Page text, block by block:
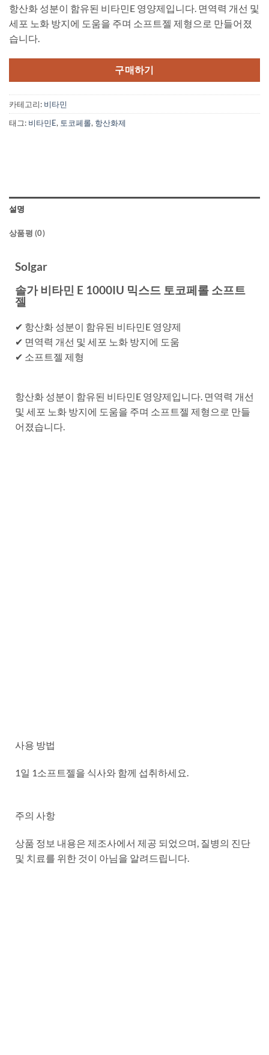
항산화 성분이 함유된 비타민E 영양제입니다. 면역력 개선 및
세포 노화 방지에 도움을 주며 소프트젤 제형으로 만들어졌
습니다.
구매하기
카테고리: 비타민
태그: 비타민E, 토코페롤, 항산화제
설명
상품평 (0)
Solgar
솔가 비타민 E 1000IU 믹스드 토코페롤 소프트
젤
✔ 항산화 성분이 함유된 비타민E 영양제
✔ 면역력 개선 및 세포 노화 방지에 도움
✔ 소프트젤 제형
항산화 성분이 함유된 비타민E 영양제입니다. 면역력 개선
및 세포 노화 방지에 도움을 주며 소프트젤 제형으로 만들
어졌습니다.
사용 방법
1일 1소프트젤을 식사와 함께 섭취하세요.
주의 사항
상품 정보 내용은 제조사에서 제공 되었으며, 질병의 진단
및 치료를 위한 것이 아님을 알려드립니다.